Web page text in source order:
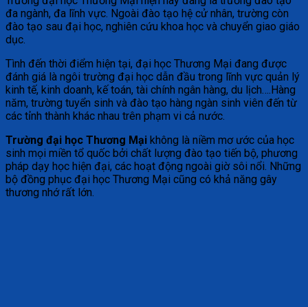
đa ngành, đa lĩnh vực. Ngoài đào tạo hệ cử nhân, trường còn
đào tạo sau đại học, nghiên cứu khoa học và chuyển giao giáo
dục.
Tình đến thời điểm hiện tại, đại học Thương Mại đang được
đánh giá là ngôi trường đại học dẫn đầu trong lĩnh vực quản lý
kinh tế, kinh doanh, kế toán, tài chính ngân hàng, du lịch….Hàng
năm, trường tuyển sinh và đào tạo hàng ngàn sinh viên đến từ
các tỉnh thành khác nhau trên phạm vi cả nước.
Trường đại học Thương Mại không là niềm mơ ước của học
sinh mọi miền tổ quốc bởi chất lượng đào tạo tiến bộ, phương
pháp dạy học hiện đại, các hoạt động ngoài giờ sôi nổi. Những
bộ đồng phục đại học Thương Mại cũng có khả năng gây
thương nhớ rất lớn.